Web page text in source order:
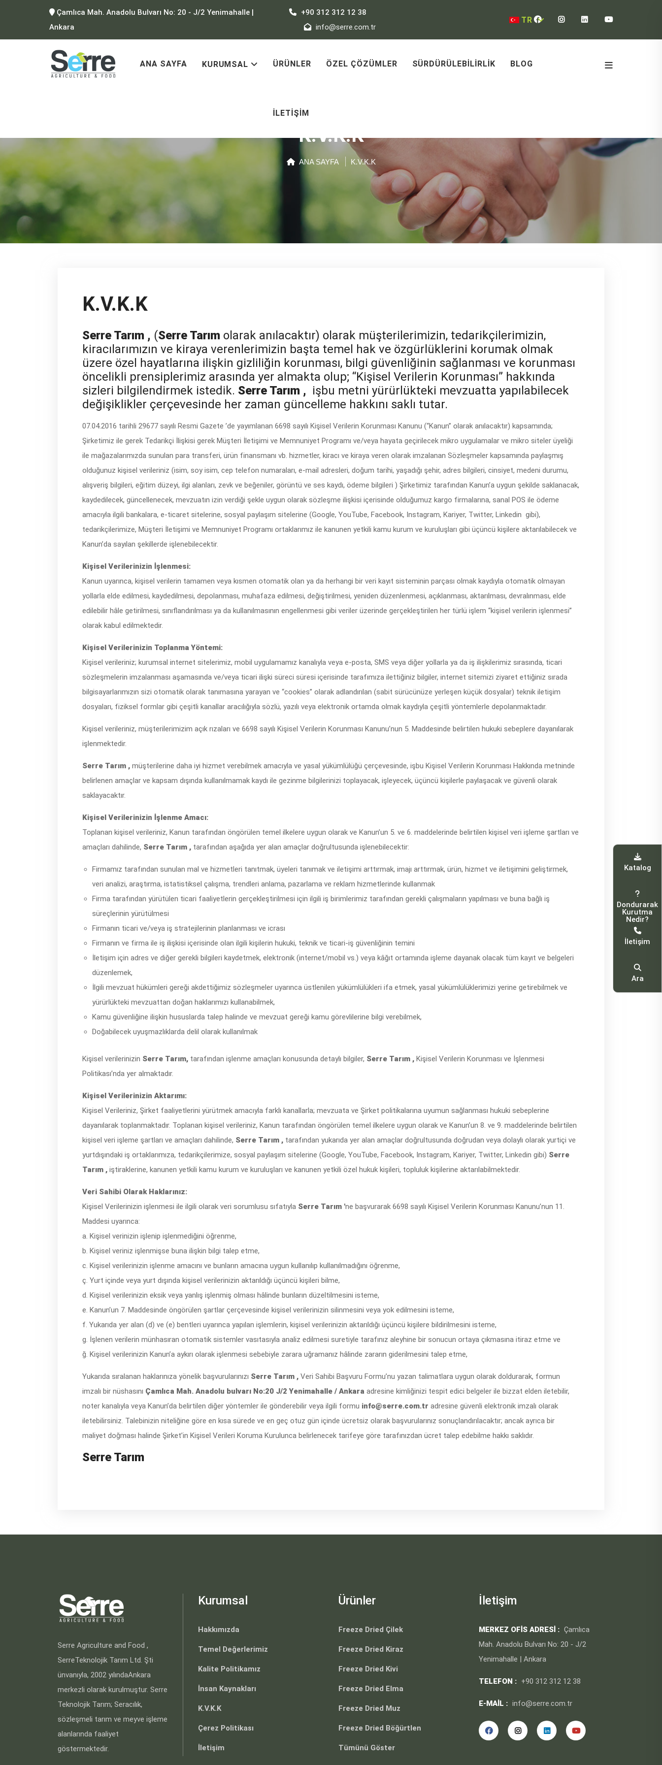
Çamlıca Mah. Anadolu Bulvarı No: 20 - J/2 Yenimahalle |
Ankara
+90 312 312 12 38
info@serre.com.tr
TR
ANA SAYFA KURUMSAL ÜRÜNLER ÖZEL ÇÖZÜMLER SÜRDÜRÜLEBILIRLIK BLOG
İLETIŞIM
K.V.K.K
ANA SAYFA K.V.K.K
K.V.K.K
Serre Tarım , (Serre Tarım olarak anılacaktır) olarak müşterilerimizin, tedarikçilerimizin,
kiracılarımızın ve kiraya verenlerimizin başta temel hak ve özgürlüklerini korumak olmak
üzere özel hayatlarına ilişkin gizliliğin korunması, bilgi güvenliğinin sağlanması ve korunması
öncelikli prensiplerimiz arasında yer almakta olup; “Kişisel Verilerin Korunması” hakkında
sizleri bilgilendirmek istedik. Serre Tarım , işbu metni yürürlükteki mevzuatta yapılabilecek
değişiklikler çerçevesinde her zaman güncelleme hakkını saklı tutar.
07.04.2016 tarihli 29677 sayılı Resmi Gazete ’de yayımlanan 6698 sayılı Kişisel Verilerin Korunması Kanunu (“Kanun” olarak anılacaktır) kapsamında;
Şirketimiz ile gerek Tedarikçi İlişkisi gerek Müşteri İletişimi ve Memnuniyet Programı ve/veya hayata geçirilecek mikro uygulamalar ve mikro siteler üyeliği
ile mağazalarımızda sunulan para transferi, ürün finansmanı vb. hizmetler, kiracı ve kiraya veren olarak imzalanan Sözleşmeler kapsamında paylaşmış
olduğunuz kişisel verileriniz (isim, soy isim, cep telefon numaraları, e-mail adresleri, doğum tarihi, yaşadığı şehir, adres bilgileri, cinsiyet, medeni durumu,
alışveriş bilgileri, eğitim düzeyi, ilgi alanları, zevk ve beğeniler, görüntü ve ses kaydı, ödeme bilgileri ) Şirketimiz tarafından Kanun’a uygun şekilde saklanacak,
kaydedilecek, güncellenecek, mevzuatın izin verdiği şekle uygun olarak sözleşme ilişkisi içerisinde olduğumuz kargo firmalarına, sanal POS ile ödeme
amacıyla ilgili bankalara, e-ticaret sitelerine, sosyal paylaşım sitelerine (Google, YouTube, Facebook, Instagram, Kariyer, Twitter, Linkedin gibi),
tedarikçilerimize, Müşteri İletişimi ve Memnuniyet Programı ortaklarımız ile kanunen yetkili kamu kurum ve kuruluşları gibi üçüncü kişilere aktarılabilecek ve
Kanun’da sayılan şekillerde işlenebilecektir.
Kişisel Verilerinizin İşlenmesi:
Kanun uyarınca, kişisel verilerin tamamen veya kısmen otomatik olan ya da herhangi bir veri kayıt sisteminin parçası olmak kaydıyla otomatik olmayan
yollarla elde edilmesi, kaydedilmesi, depolanması, muhafaza edilmesi, değiştirilmesi, yeniden düzenlenmesi, açıklanması, aktarılması, devralınması, elde
edilebilir hâle getirilmesi, sınıflandırılması ya da kullanılmasının engellenmesi gibi veriler üzerinde gerçekleştirilen her türlü işlem “kişisel verilerin işlenmesi”
olarak kabul edilmektedir.
Kişisel Verilerinizin Toplanma Yöntemi:
Kişisel verileriniz; kurumsal internet sitelerimiz, mobil uygulamamız kanalıyla veya e-posta, SMS veya diğer yollarla ya da iş ilişkilerimiz sırasında, ticari
sözleşmelerin imzalanması aşamasında ve/veya ticari ilişki süreci süresi içerisinde tarafımıza ilettiğiniz bilgiler, internet sitemizi ziyaret ettiğiniz sırada
bilgisayarlarımızın sizi otomatik olarak tanımasına yarayan ve “cookies” olarak adlandırılan (sabit sürücünüze yerleşen küçük dosyalar) teknik iletişim
dosyaları, fiziksel formlar gibi çeşitli kanallar aracılığıyla sözlü, yazılı veya elektronik ortamda olmak kaydıyla çeşitli yöntemlerle depolanmaktadır.
Kişisel verileriniz, müşterilerimizim açık rızaları ve 6698 sayılı Kişisel Verilerin Korunması Kanunu’nun 5. Maddesinde belirtilen hukuki sebeplere dayanılarak
işlenmektedir.
Serre Tarım , müşterilerine daha iyi hizmet verebilmek amacıyla ve yasal yükümlülüğü çerçevesinde, işbu Kişisel Verilerin Korunması Hakkında metninde
belirlenen amaçlar ve kapsam dışında kullanılmamak kaydı ile gezinme bilgilerinizi toplayacak, işleyecek, üçüncü kişilerle paylaşacak ve güvenli olarak
saklayacaktır.
Kişisel Verilerinizin İşlenme Amacı:
Toplanan kişisel verileriniz, Kanun tarafından öngörülen temel ilkelere uygun olarak ve Kanun’un 5. ve 6. maddelerinde belirtilen kişisel veri işleme şartları ve
amaçları dahilinde, Serre Tarım , tarafından aşağıda yer alan amaçlar doğrultusunda işlenebilecektir:
Firmamız tarafından sunulan mal ve hizmetleri tanıtmak, üyeleri tanımak ve iletişimi arttırmak, imajı arttırmak, ürün, hizmet ve iletişimini geliştirmek,
veri analizi, araştırma, istatistiksel çalışma, trendleri anlama, pazarlama ve reklam hizmetlerinde kullanmak
Firma tarafından yürütülen ticari faaliyetlerin gerçekleştirilmesi için ilgili iş birimlerimiz tarafından gerekli çalışmaların yapılması ve buna bağlı iş
süreçlerinin yürütülmesi
Firmanın ticari ve/veya iş stratejilerinin planlanması ve icrası
Firmanın ve firma ile iş ilişkisi içerisinde olan ilgili kişilerin hukuki, teknik ve ticari-iş güvenliğinin temini
İletişim için adres ve diğer gerekli bilgileri kaydetmek, elektronik (internet/mobil vs.) veya kâğıt ortamında işleme dayanak olacak tüm kayıt ve belgeleri
düzenlemek,
İlgili mevzuat hükümleri gereği akdettiğimiz sözleşmeler uyarınca üstlenilen yükümlülükleri ifa etmek, yasal yükümlülüklerimizi yerine getirebilmek ve
yürürlükteki mevzuattan doğan haklarımızı kullanabilmek,
Kamu güvenliğine ilişkin hususlarda talep halinde ve mevzuat gereği kamu görevlilerine bilgi verebilmek,
Doğabilecek uyuşmazlıklarda delil olarak kullanılmak
Kişisel verilerinizin Serre Tarım, tarafından işlenme amaçları konusunda detaylı bilgiler, Serre Tarım , Kişisel Verilerin Korunması ve İşlenmesi
Politikası’nda yer almaktadır.
Kişisel Verilerinizin Aktarımı:
Kişisel Verileriniz, Şirket faaliyetlerini yürütmek amacıyla farklı kanallarla; mevzuata ve Şirket politikalarına uyumun sağlanması hukuki sebeplerine
dayanılarak toplanmaktadır. Toplanan kişisel verileriniz, Kanun tarafından öngörülen temel ilkelere uygun olarak ve Kanun’un 8. ve 9. maddelerinde belirtilen
kişisel veri işleme şartları ve amaçları dahilinde, Serre Tarım , tarafından yukarıda yer alan amaçlar doğrultusunda doğrudan veya dolaylı olarak yurtiçi ve
yurtdışındaki iş ortaklarımıza, tedarikçilerimize, sosyal paylaşım sitelerine (Google, YouTube, Facebook, Instagram, Kariyer, Twitter, Linkedin gibi) Serre
Tarım , iştiraklerine, kanunen yetkili kamu kurum ve kuruluşları ve kanunen yetkili özel hukuk kişileri, topluluk kişilerine aktarılabilmektedir.
Veri Sahibi Olarak Haklarınız:
Kişisel Verilerinizin işlenmesi ile ilgili olarak veri sorumlusu sıfatıyla Serre Tarım 'ne başvurarak 6698 sayılı Kişisel Verilerin Korunması Kanunu’nun 11.
Maddesi uyarınca:
a. Kişisel verinizin işlenip işlenmediğini öğrenme,
b. Kişisel veriniz işlenmişse buna ilişkin bilgi talep etme,
c. Kişisel verilerinizin işlenme amacını ve bunların amacına uygun kullanılıp kullanılmadığını öğrenme,
ç. Yurt içinde veya yurt dışında kişisel verilerinizin aktarıldığı üçüncü kişileri bilme,
d. Kişisel verilerinizin eksik veya yanlış işlenmiş olması hâlinde bunların düzeltilmesini isteme,
e. Kanun’un 7. Maddesinde öngörülen şartlar çerçevesinde kişisel verilerinizin silinmesini veya yok edilmesini isteme,
f. Yukarıda yer alan (d) ve (e) bentleri uyarınca yapılan işlemlerin, kişisel verilerinizin aktarıldığı üçüncü kişilere bildirilmesini isteme,
g. İşlenen verilerin münhasıran otomatik sistemler vasıtasıyla analiz edilmesi suretiyle tarafınız aleyhine bir sonucun ortaya çıkmasına itiraz etme ve
ğ. Kişisel verilerinizin Kanun’a aykırı olarak işlenmesi sebebiyle zarara uğramanız hâlinde zararın giderilmesini talep etme,
Yukarıda sıralanan haklarınıza yönelik başvurularınızı Serre Tarım , Veri Sahibi Başvuru Formu’nu yazan talimatlara uygun olarak doldurarak, formun
imzalı bir nüshasını Çamlıca Mah. Anadolu bulvarı No:20 J/2 Yenimahalle / Ankara adresine kimliğinizi tespit edici belgeler ile bizzat elden iletebilir,
noter kanalıyla veya Kanun’da belirtilen diğer yöntemler ile gönderebilir veya ilgili formu info@serre.com.tr adresine güvenli elektronik imzalı olarak
iletebilirsiniz. Talebinizin niteliğine göre en kısa sürede ve en geç otuz gün içinde ücretsiz olarak başvurularınız sonuçlandırılacaktır; ancak ayrıca bir
maliyet doğması halinde Şirket’in Kişisel Verileri Koruma Kurulunca belirlenecek tarifeye göre tarafınızdan ücret talep edebilme hakkı saklıdır.
Serre Tarım
Serre Agriculture and Food ,
SerreTeknolojik Tarım Ltd. Şti
ünvanıyla, 2002 yılındaAnkara
merkezli olarak kurulmuştur. Serre
Teknolojik Tarım; Seracılık,
sözleşmeli tarım ve meyve işleme
alanlarında faaliyet
göstermektedir.
Kurumsal
Hakkımızda
Temel Değerlerimiz
Kalite Politikamız
İnsan Kaynakları
K.V.K.K
Çerez Politikası
İletişim
Ürünler
Freeze Dried Çilek
Freeze Dried Kiraz
Freeze Dried Kivi
Freeze Dried Elma
Freeze Dried Muz
Freeze Dried Böğürtlen
Tümünü Göster
İletişim
MERKEZ OFIS ADRESI : Çamlıca
Mah. Anadolu Bulvarı No: 20 - J/2
Yenimahalle | Ankara
TELEFON : +90 312 312 12 38
E-MAIL : info@serre.com.tr
Katalog
Dondurarak
Kurutma
Nedir?
İletişim
Ara